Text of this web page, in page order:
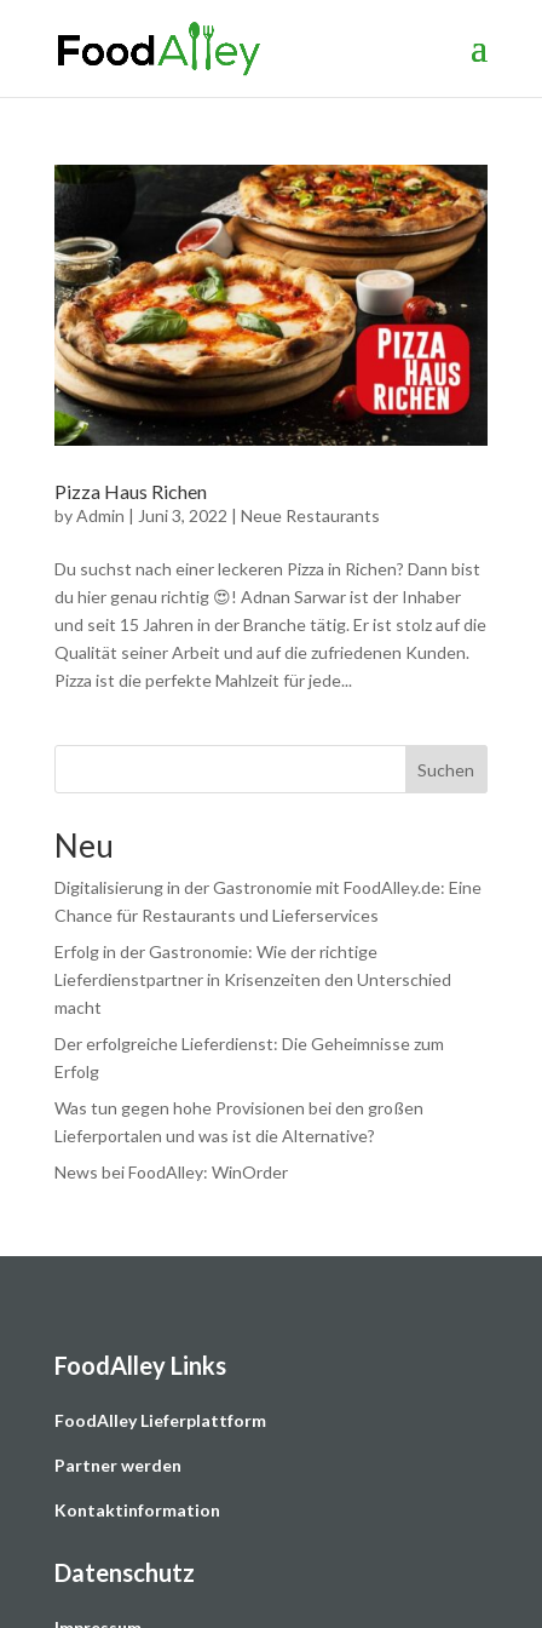
Pizza Haus Richen
byAdmin | Juni 3, 2022 | Neue Restaurants
Du suchst nach einer leckeren Pizza in Richen? Dann bist
du hier genau richtig 😍! Adnan Sarwar ist der Inhaber
und seit 15 Jahren in der Branche tätig. Er ist stolz auf die
Qualität seiner Arbeit und auf die zufriedenen Kunden.
Pizza ist die perfekte Mahlzeit für jede...
Suchen
Neu
Digitalisierung in der Gastronomie mit FoodAlley.de: Eine
Chance für Restaurants und Lieferservices
Erfolg in der Gastronomie: Wie der richtige
Lieferdienstpartner in Krisenzeiten den Unterschied
macht
Der erfolgreiche Lieferdienst: Die Geheimnisse zum
Erfolg
Was tun gegen hohe Provisionen bei den großen
Lieferportalen und was ist die Alternative?
News bei FoodAlley: WinOrder
FoodAlley Links
FoodAlley Lieferplattform
Partner werden
Kontaktinformation
Datenschutz